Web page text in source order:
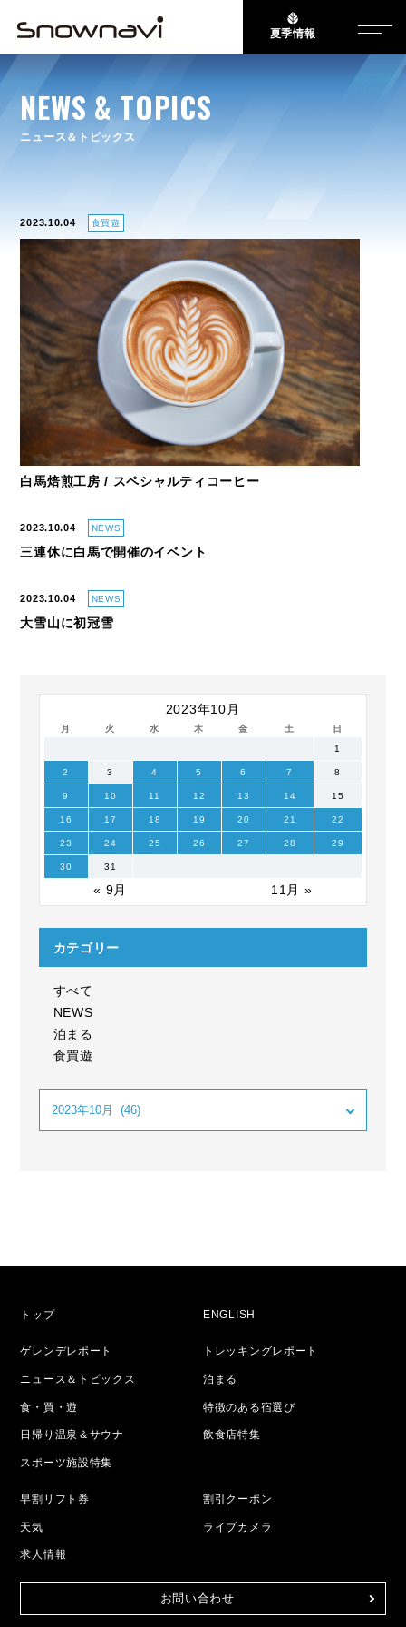
夏季情報
NEWS & TOPICS
ニュース＆トピックス
2023.10.04 食買遊
白馬焙煎工房 / スペシャルティコーヒー
2023.10.04 NEWS
三連休に白馬で開催のイベント
2023.10.04 NEWS
大雪山に初冠雪
2023年10月
月 火 水 木 金 土 日
« 9月 11月 »
1
2 3 4 5 6 7 8
9 10 11 12 13 14 15
16 17 18 19 20 21 22
23 24 25 26 27 28 29
30 31
カテゴリー
すべて
NEWS
泊まる
食買遊
トップ ENGLISH
ゲレンデレポート トレッキングレポート
ニュース＆トピックス 泊まる
食・買・遊 特徴のある宿選び
日帰り温泉＆サウナ 飲食店特集
スポーツ施設特集
早割リフト券 割引クーポン
天気 ライブカメラ
求人情報
お問い合わせ